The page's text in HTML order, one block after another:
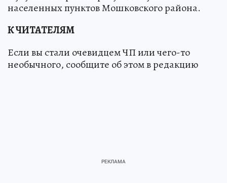
населенных пунктов Мошковского района.
К ЧИТАТЕЛЯМ
Если вы стали очевидцем ЧП или чего-то
необычного, сообщите об этом в редакцию